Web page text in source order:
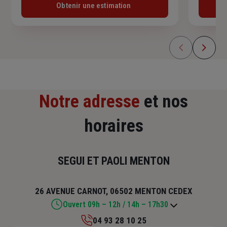
Obtenir une estimation
Notre adresse et nos
horaires
SEGUI ET PAOLI MENTON
26 AVENUE CARNOT, 06502 MENTON CEDEX
Ouvert 09h – 12h / 14h – 17h30
04 93 28 10 25